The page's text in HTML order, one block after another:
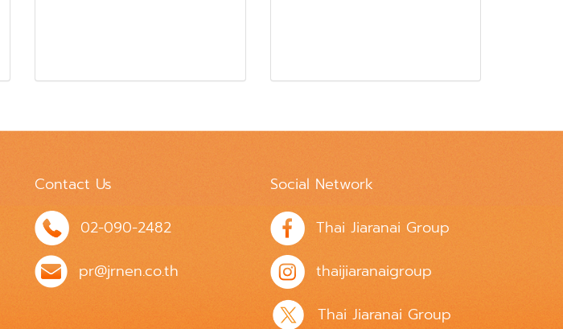
Contact Us
02-090-2482
pr@jrnen.co.th
Social Network
Thai Jiaranai Group
thaijiaranaigroup
Thai Jiaranai Group